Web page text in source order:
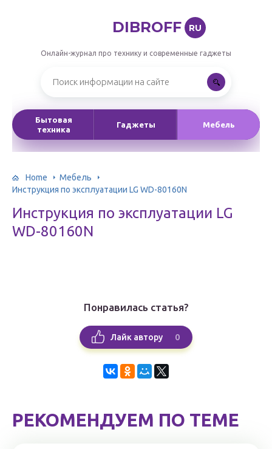
DIBROFF RU
Онлайн-журнал про технику и современные гаджеты
Бытовая
техника
Гаджеты Мебель
Home
Мебель
Инструкция по эксплуатации LG WD-80160N
Инструкция по эксплуатации LG
WD-80160N
Понравилась статья?
Лайк автору 0
РЕКОМЕНДУЕМ ПО ТЕМЕ